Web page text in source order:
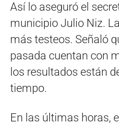
Así lo aseguró el
municipio Julio Niz.
más testeos. Señaló
pasada cuentan con
los resultados están
tiempo.
En las últimas horas,